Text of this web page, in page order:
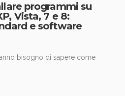
programmi su
Vista, 7 e 8:
e software
bisogno di sapere come